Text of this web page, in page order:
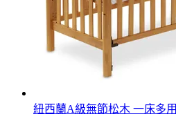
紐西蘭A級無節松木 一床多用